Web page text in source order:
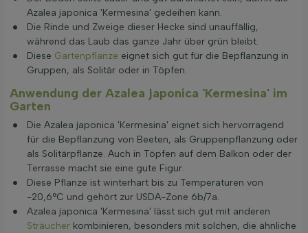
Azalea japonica 'Kermesina' gedeihen kann.
Die Rinde und Zweige dieser Hecke sind unauffällig,
während das Laub das ganze Jahr über grün bleibt.
Diese Gartenpflanze eignet sich gut für die Bepflanzung in
Gruppen, als Solitär oder in Töpfen.
Anwendung der Azalea japonica 'Kermesina' im
Garten
Die Azalea japonica 'Kermesina' eignet sich hervorragend
für die Bepflanzung von Beeten, als Gruppenpflanzung oder
als Solitärpflanze. Auch in Töpfen auf dem Balkon oder der
Terrasse macht sie eine gute Figur.
Diese Pflanze ist winterhart bis zu Temperaturen von
-20,6°C und gehört zur USDA-Zone 6b/7a.
Azalea japonica 'Kermesina' lässt sich gut mit anderen
Sträucher kombinieren, besonders mit solchen, die ähnliche